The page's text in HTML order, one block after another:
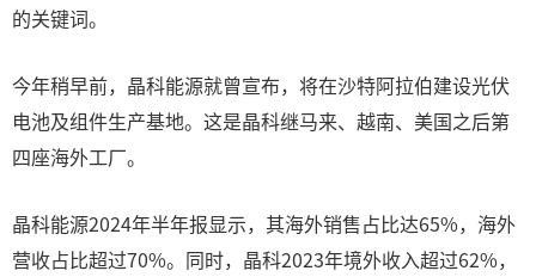
的关键词。
今年稍早前，晶科能源就曾宣布，将在沙特阿拉伯建设光伏
电池及组件生产基地。这是晶科继马来、越南、美国之后第
四座海外工厂。
晶科能源2024年半年报显示，其海外销售占比达65%，海外
营收占比超过70%。同时，晶科2023年境外收入超过62%，